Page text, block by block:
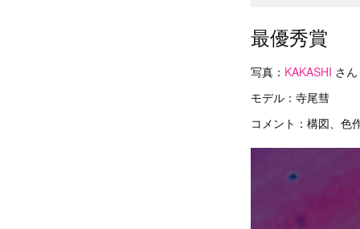
最優秀賞
写真： KAKASHI さん
モデル：寺尾彗
コメント：構図、色